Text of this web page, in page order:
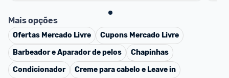
Mais opções
Ofertas Mercado Livre Cupons Mercado Livre
Barbeador e Aparador de pelos
Chapinhas
Condicionador
Creme para cabelo e Leave in